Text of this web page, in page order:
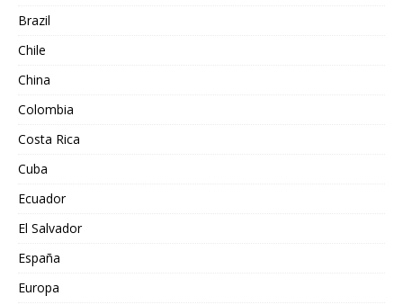
Brazil
Chile
China
Colombia
Costa Rica
Cuba
Ecuador
El Salvador
España
Europa